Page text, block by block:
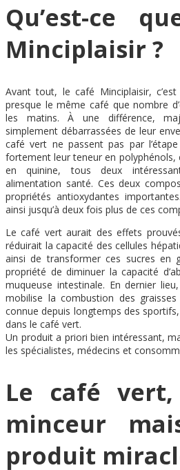
Qu’est-ce
Minciplaisir ?
Avant tout, le café Minciplaisir,
presque le même café que nombre
les matins. À une différence,
simplement débarrassées de leur
café vert ne passent pas par
fortement leur teneur en polyphénols,
en quinine, tous deux
alimentation santé. Ces deux
propriétés antioxydantes
ainsi jusqu’à deux fois plus de ces
Le café vert aurait des effets
réduirait la capacité des cellules
ainsi de transformer ces sucres en
propriété de diminuer la capacité
muqueuse intestinale. En dernier
mobilise la combustion des
connue depuis longtemps des
dans le café vert.
Un produit a priori bien intéressant,
les spécialistes, médecins et
Le café
minceur
produit